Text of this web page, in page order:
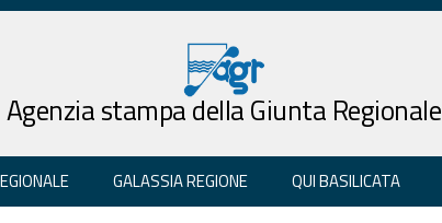
Agenzia stampa della Giunta Regionale
GALASSIA REGIONE QUI BASILICATA